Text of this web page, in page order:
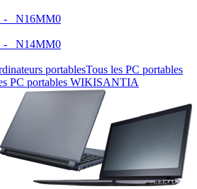
- N16MM0
- N14MM0
Tous les PC portables
PC portables WIKISANTIA